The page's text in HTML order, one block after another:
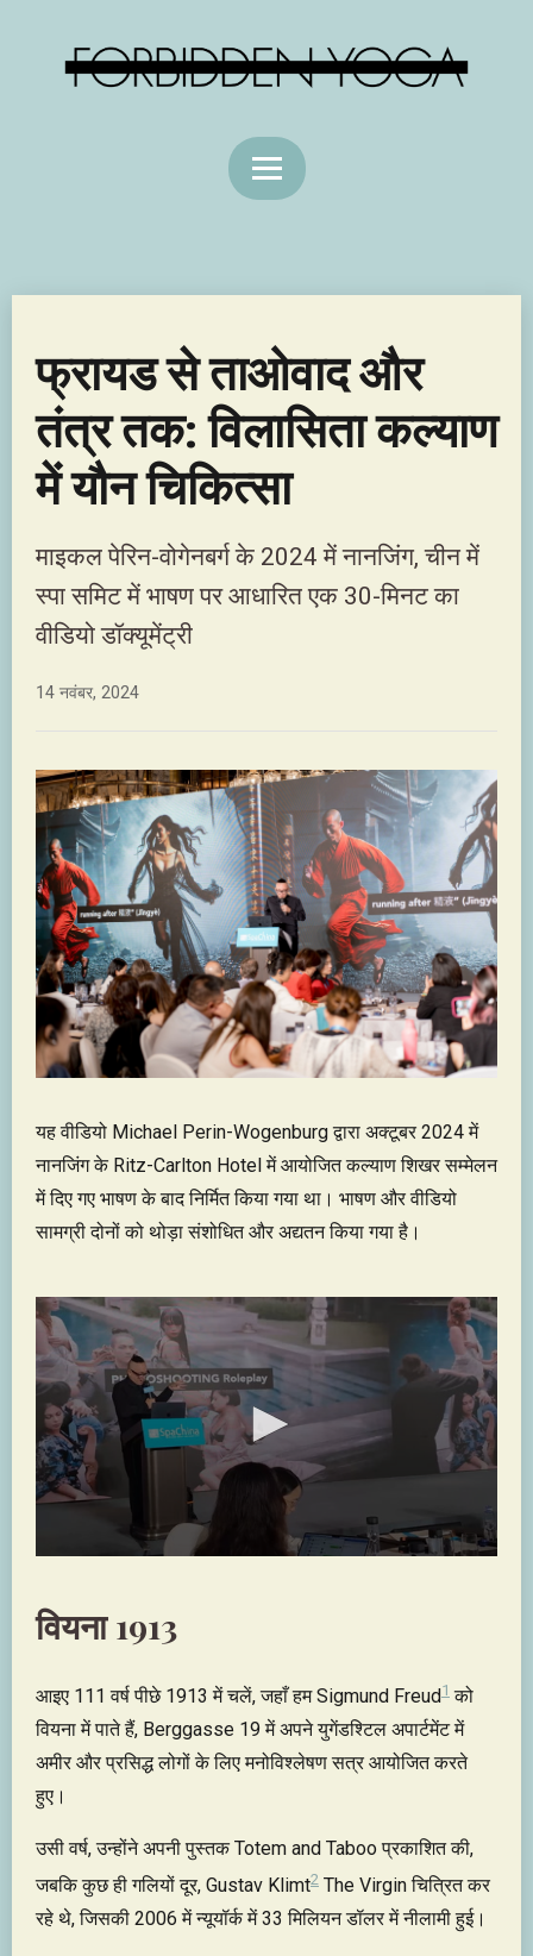
फ्रायड से ताओवाद और
तंत्र तक: विलासिता कल्याण
में यौन चिकित्सा
माइकल पेरिन-वोगेनबर्ग के 2024 में नानजिंग, चीन में
स्पा समिट में भाषण पर आधारित एक 30-मिनट का
वीडियो डॉक्यूमेंट्री
14 नवंबर, 2024
यह वीडियो Michael Perin-Wogenburg द्वारा अक्टूबर 2024 में
नानजिंग के Ritz-Carlton Hotel में आयोजित कल्याण शिखर सम्मेलन
में दिए गए भाषण के बाद निर्मित किया गया था। भाषण और वीडियो
सामग्री दोनों को थोड़ा संशोधित और अद्यतन किया गया है।
24
minutes,
वियना 1913
आइए 111 वर्ष पीछे 1913 में चलें, जहाँ हम Sigmund Freud1 को
वियना में पाते हैं, Berggasse 19 में अपने युगेंडश्टिल अपार्टमेंट में
अमीर और प्रसिद्ध लोगों के लिए मनोविश्लेषण सत्र आयोजित करते
हुए।
उसी वर्ष, उन्होंने अपनी पुस्तक Totem and Taboo प्रकाशित की,
जबकि कुछ ही गलियों दूर, Gustav Klimt2 The Virgin चित्रित कर
रहे थे, जिसकी 2006 में न्यूयॉर्क में 33 मिलियन डॉलर में नीलामी हुई।